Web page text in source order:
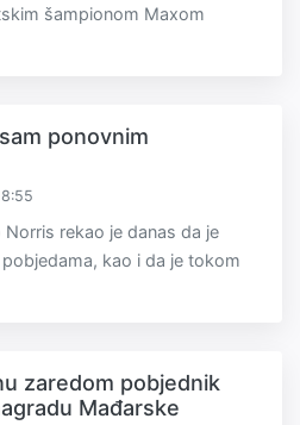
šampionom Maxom
ponovnim
rekao je danas da je
kao i da je tokom
zaredom pobjednik
Mađarske